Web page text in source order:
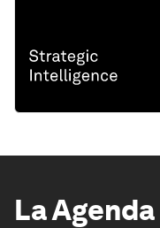
La Agenda